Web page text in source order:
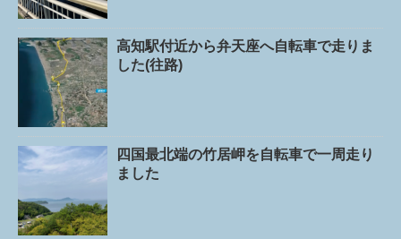
高知駅付近から弁天座へ自転車で走りま
した(往路)
四国最北端の竹居岬を自転車で一周走り
ました